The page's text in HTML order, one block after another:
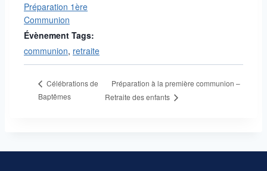
Préparation 1ère
Communion
Évènement Tags:
communion, retraite
Célébrations de
Baptêmes
Préparation à la première communion –
Retraite des enfants